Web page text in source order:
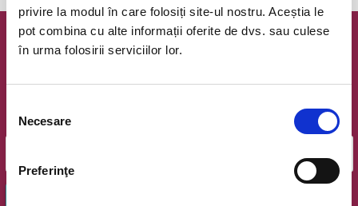
privire la modul în care folosiți site-ul nostru. Aceștia le
pot combina cu alte informații oferite de dvs. sau culese
în urma folosirii serviciilor lor.
consimțământului
Necesare
Preferinţe
Newsletter @ Bilete.ro
Oferte exclusive si o editie saptamanala cu cele mai noi
Email